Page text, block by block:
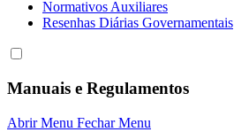
Normativos Auxiliares
Resenhas Diárias Governamentais
Manuais e Regulamentos
Abrir Menu Fechar Menu